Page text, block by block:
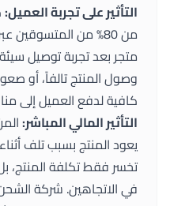
التأثير على تجربة العميل:
من 80% من المتسوقين
متجر بعد تجربة توصيل
وصول المنتج تالفاً، أو
كافية لدفع العميل إلى
التأثير المالي المباشر:
يعود المنتج بسبب تلف
تخسر فقط تكلفة المنتج،
في الاتجاهين. شركة